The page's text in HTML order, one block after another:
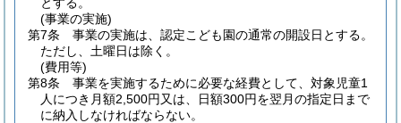
(事業の実施)
第7条
事業の実施は、認定こども園の通常の開設日とする。
ただし、土曜日は除く。
(費用等)
第8条
事業を実施するために必要な経費として、対象児童1
人につき月額2,500円又は、日額300円を翌月の指定日まで
に納入しなければならない。